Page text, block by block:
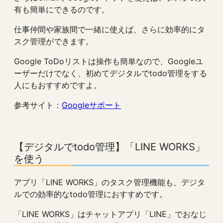
有も簡単にできるのです。
仕事仲間や家族間で一緒に使えば、さらに効率的にタ
スク管理ができます。
Google ToDoリストは操作も簡単なので、Googleユ
ーザーだけでなく、初めてデジタルでtodo管理をする
人にもおすすめですよ。
参考サイト： Googleサポート
【デジタルでtodo管理】「LINE WORKS」
を使う
アプリ「LINE WORKS」のタスク管理機能も、デジタ
ルでの効率的なtodo管理におすすめです。
「LINE WORKS」はチャットアプリ「LINE」でおなじ